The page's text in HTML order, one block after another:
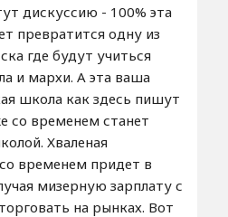
дискуссию - 100% эта
превратится одну из
где будут учиться
и мархи. А эта ваша
школа как здесь пишут
со временем станет
Хваленая
временем придет в
мизерную зарплату с
на рынках. Вот